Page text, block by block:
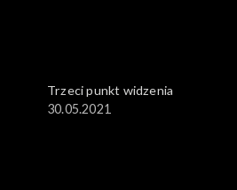
Trzeci punkt widzenia
30.05.2021